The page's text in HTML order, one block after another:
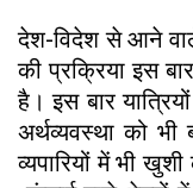
देश-विदेश से आने
की प्रक्रिया इस
है। इस बार
अर्थव्यवस्था को
व्यपारियों में भी